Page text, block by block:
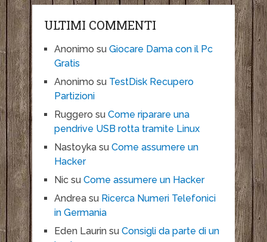
ULTIMI COMMENTI
Anonimo su Giocare Dama con il Pc
Gratis
Anonimo su TestDisk Recupero
Partizioni
Ruggero su Come riparare una
pendrive USB rotta tramite Linux
Nastoykasu Come assumere un
Hacker
Nicsu Come assumere un Hacker
Andreasu Ricerca Numeri Telefonici
in Germania
Eden Laurinsu Consigli da parte di un